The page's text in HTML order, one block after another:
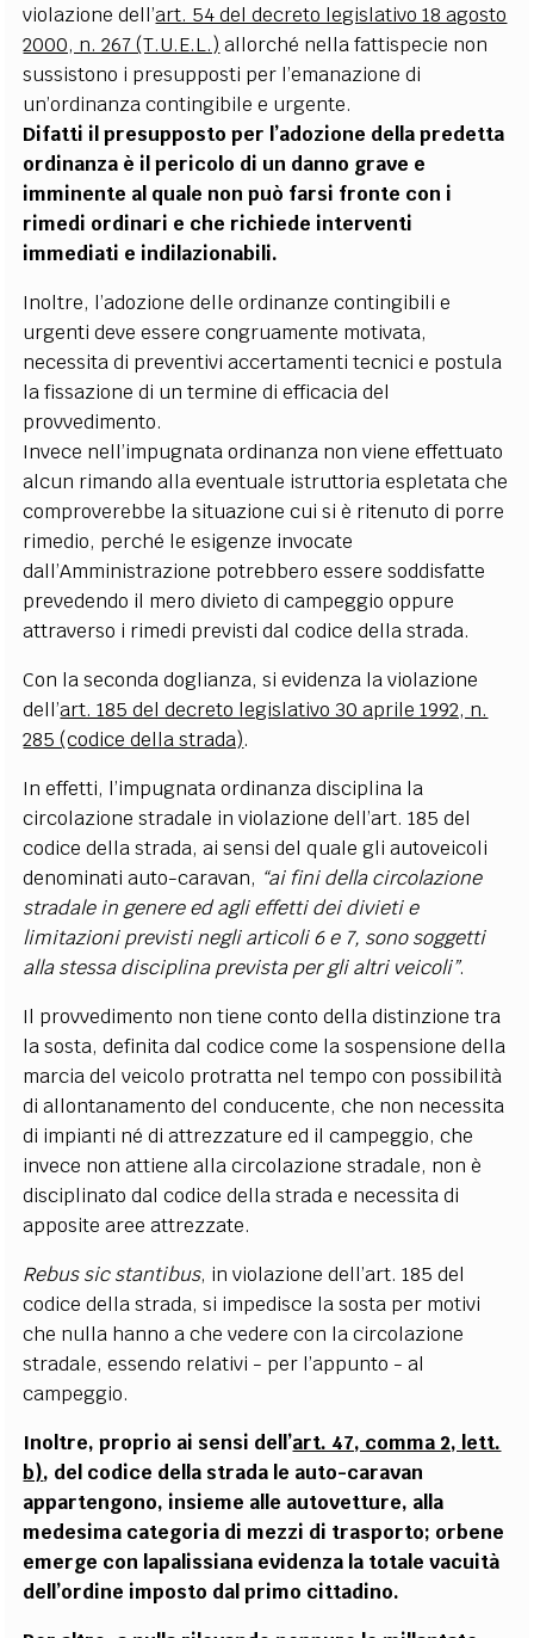
violazione dell’art. 54 del decreto legislativo 18 agosto
2000, n. 267 (T.U.E.L.) allorché nella fattispecie non
sussistono i presupposti per l’emanazione di
un’ordinanza contingibile e urgente.
Difatti il presupposto per l’adozione della predetta
ordinanza è il pericolo di un danno grave e
imminente al quale non può farsi fronte con i
rimedi ordinari e che richiede interventi
immediati e indilazionabili.
Inoltre, l’adozione delle ordinanze contingibili e
urgenti deve essere congruamente motivata,
necessita di preventivi accertamenti tecnici e postula
la fissazione di un termine di efficacia del
provvedimento.
Invece nell’impugnata ordinanza non viene effettuato
alcun rimando alla eventuale istruttoria espletata che
comproverebbe la situazione cui si è ritenuto di porre
rimedio, perché le esigenze invocate
dall’Amministrazione potrebbero essere soddisfatte
prevedendo il mero divieto di campeggio oppure
attraverso i rimedi previsti dal codice della strada.
Con la seconda doglianza, si evidenza la violazione
dell’art. 185 del decreto legislativo 30 aprile 1992, n.
285 (codice della strada).
In effetti, l’impugnata ordinanza disciplina la
circolazione stradale in violazione dell’art. 185 del
codice della strada, ai sensi del quale gli autoveicoli
denominati auto-caravan, “ai fini della circolazione
stradale in genere ed agli effetti dei divieti e
limitazioni previsti negli articoli 6 e 7, sono soggetti
alla stessa disciplina prevista per gli altri veicoli”.
Il provvedimento non tiene conto della distinzione tra
la sosta, definita dal codice come la sospensione della
marcia del veicolo protratta nel tempo con possibilità
di allontanamento del conducente, che non necessita
di impianti nédi attrezzature ed il campeggio, che
invece non attiene alla circolazione stradale, non è
disciplinato dal codice della strada e necessita di
apposite aree attrezzate.
Rebus sic stantibus, in violazione dell’art. 185 del
codice della strada, si impedisce la sosta per motivi
che nulla hanno a che vedere con la circolazione
stradale, essendo relativi - per l’appunto - al
campeggio.
Inoltre, proprio ai sensi dell’art. 47, comma 2, lett.
b), del codice della strada le auto-caravan
appartengono, insieme alle autovetture, alla
medesima categoria di mezzi di trasporto; orbene
emerge con lapalissiana evidenza la totale vacuità
dell’ordine imposto dal primo cittadino.